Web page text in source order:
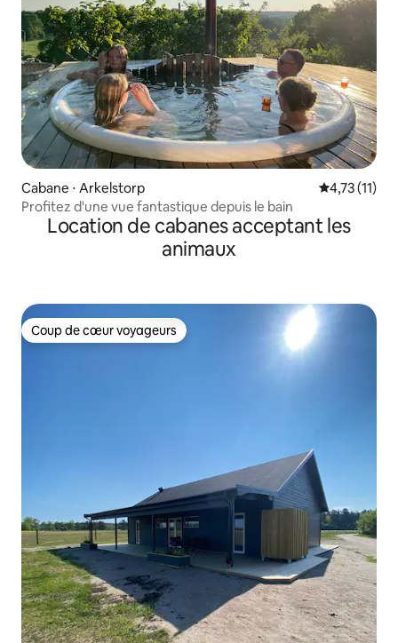
Cabane ⋅ Arkelstorp Évaluation
4,73 (11)
Profitez d'une vue fantastique depuis le bain
Location de cabanes acceptant les
animaux
Coup de cœur voyageurs
Coup de cœur voyageurs